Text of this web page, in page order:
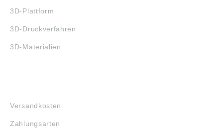
3D-Plattform
3D-Druckverfahren
3D-Materialien
Versandkosten
Zahlungsarten